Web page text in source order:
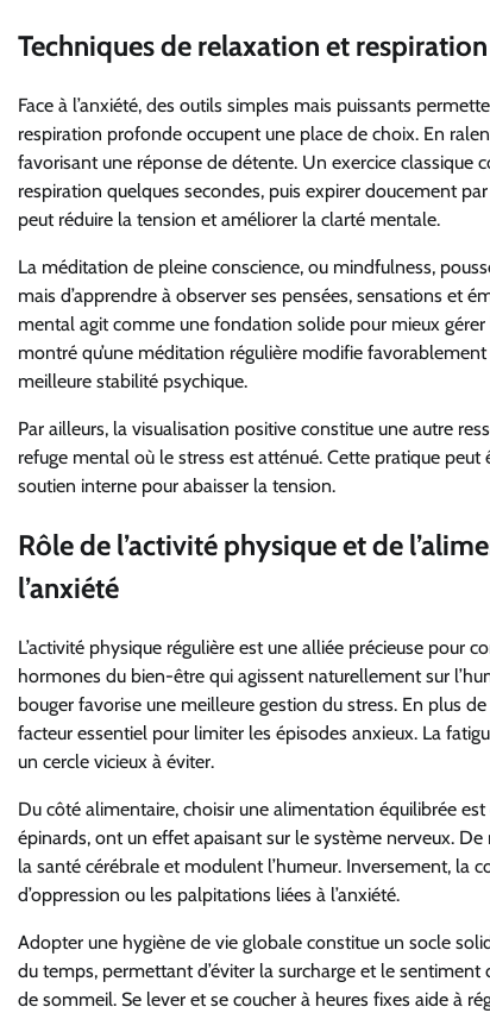
Techniques de relaxation et
Face à l’anxiété, des outils simples mais puissants
respiration profonde occupent une place de choix. En
favorisant une réponse de détente. Un exercice classique
respiration quelques secondes, puis expirer doucement
peut réduire la tension et améliorer la clarté mentale.
La méditation de pleine conscience, ou mindfulness,
mais d’apprendre à observer ses pensées, sensations et
mental agit comme une fondation solide pour mieux
montré qu’une méditation régulière modifie
meilleure stabilité psychique.
Par ailleurs, la visualisation positive constitue une autre
refuge mental où le stress est atténué. Cette pratique
soutien interne pour abaisser la tension.
Rôle de l’activité physique et de
l’anxiété
L’activité physique régulière est une alliée précieuse pour
hormones du bien-être qui agissent naturellement sur
bouger favorise une meilleure gestion du stress. En plus
facteur essentiel pour limiter les épisodes anxieux. La
un cercle vicieux à éviter.
Du côté alimentaire, choisir une alimentation équilibrée
épinards, ont un effet apaisant sur le système nerveux.
la santé cérébrale et modulent l’humeur. Inversement, la
d’oppression ou les palpitations liées à l’anxiété.
Adopter une hygiène de vie globale constitue un socle
du temps, permettant d’éviter la surcharge et le
de sommeil. Se lever et se coucher à heures fixes aide à